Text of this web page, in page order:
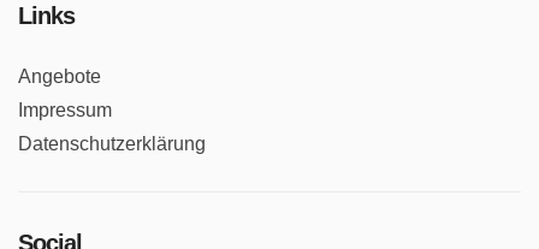
Links
Angebote
Impressum
Datenschutzerklärung
Social